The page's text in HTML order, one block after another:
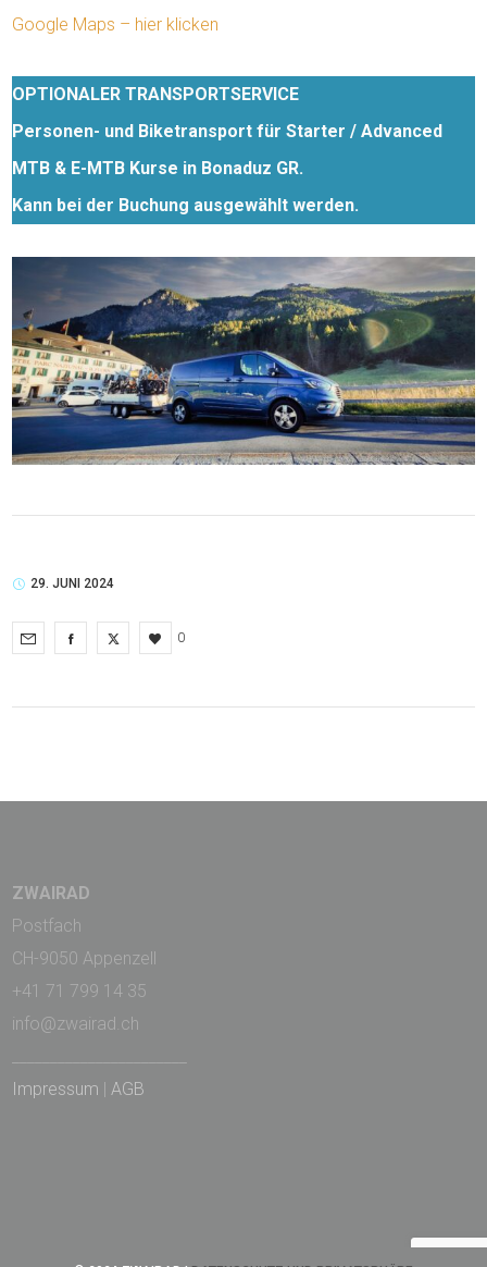
Google Maps – hier klicken
OPTIONALER TRANSPORTSERVICE
Personen- und Biketransport für Starter / Advanced
MTB & E-MTB Kurse in Bonaduz GR.
Kann bei der Buchung ausgewählt werden.
29. JUNI 2024
0
ZWAIRAD
Postfach
CH-9050 Appenzell
+41 71 799 14 35
info@zwairad.ch
Impressum |AGB